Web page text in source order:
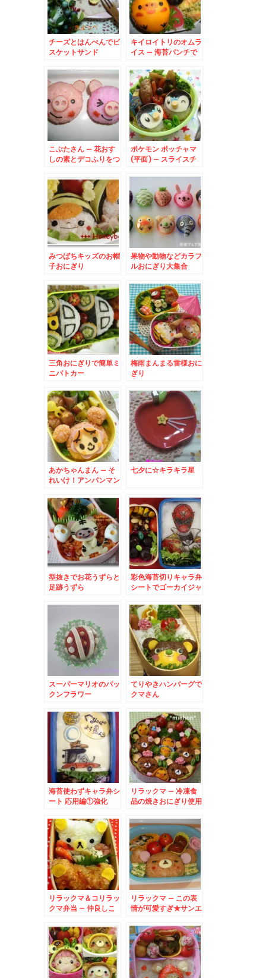
チーズとはんぺんでビ
スケットサンド
キイロイトリのオムラ
イス – 海苔パンチで
こぶたさん – 花おす
しの素とデコふりをつ
ポケモン ポッチャマ
(平面) – スライスチ
ターキャラ☆
みつばちキッズのお帽
子おにぎり
果物や動物などカラフ
ルおにぎり大集合
三角おにぎりで簡単ミ
ニパトカー
梅雨まんまる雷様おに
ぎり
あかちゃんまん – そ
れいけ！アンパンマン
七夕に☆キラキラ星
型抜きでお花うずらと
足跡うずら
彩色海苔切りキャラ弁
シートでゴーカイジャ
スーパーマリオのパッ
クンフラワー
てりやきハンバーグで
クマさん
海苔使わずキャラ弁シ
ート 応用編①強化
リラックマ – 冷凍食
品の焼きおにぎり使用
リラックマ＆コリラッ
クマ弁当 – 仲良しこ
るキャラ達♪
リラックマ – この表
情が可愛すぎ★サンエ
クター